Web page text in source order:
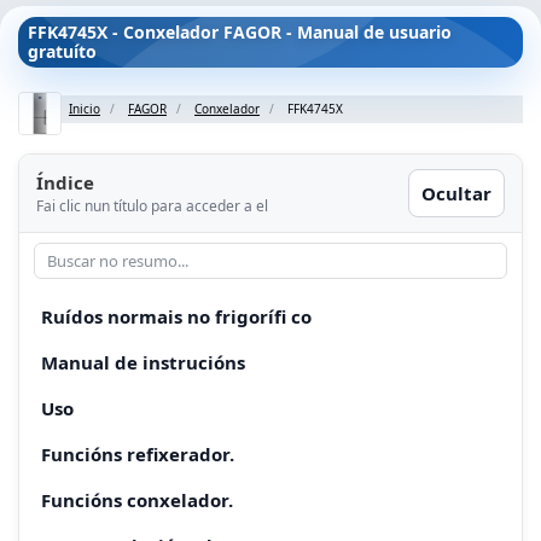
FFK4745X - Conxelador FAGOR - Manual de usuario
gratuíto
Inicio FAGOR Conxelador FFK4745X
Índice
Fai clic nun título para acceder a el
Ocultar
Ruídos normais no frigorífi co
Manual de instrucións
Uso
Funcións refixerador.
Funcións conxelador.